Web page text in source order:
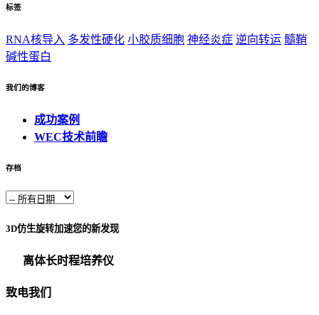
标签
RNA核导入 多发性硬化 小胶质细胞 神经炎症 逆向转运 髓鞘
碱性蛋白
我们的博客
成功案例
WEC技术前瞻
存档
3D仿生旋转加速您的新发现
离体长时程培养仪
致电我们